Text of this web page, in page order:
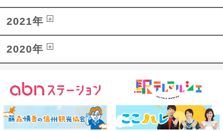
2021年
2020年